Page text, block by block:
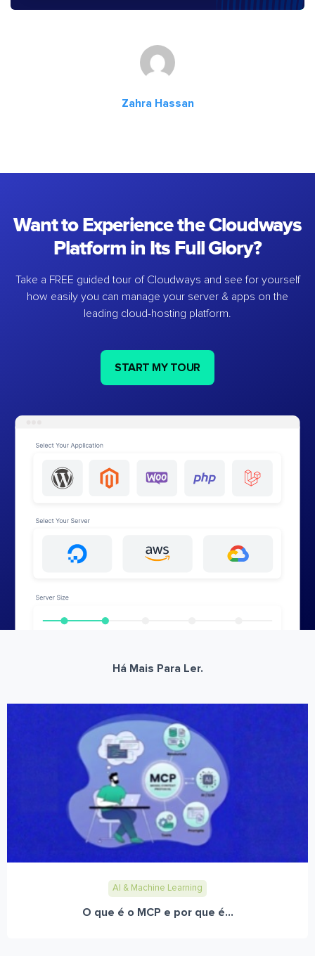
Zahra Hassan
Want to Experience the Cloudways
Platform in Its Full Glory?
Take a FREE guided tour of Cloudways and see for yourself
how easily you can manage your server & apps on the
leading cloud-hosting platform.
START MY TOUR
Há Mais Para Ler.
AI & Machine Learning
O que é o MCP e por que é...